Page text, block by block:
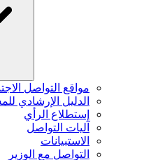
مواقع التواصل
الدليل الإرشادي
إستطلاع الرأي
آليات التواصل
الاستبيانات
التواصل مع الوزير